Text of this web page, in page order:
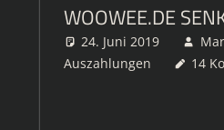
WOOWEE.DE
24. Juni 2019
Auszahlungen
14